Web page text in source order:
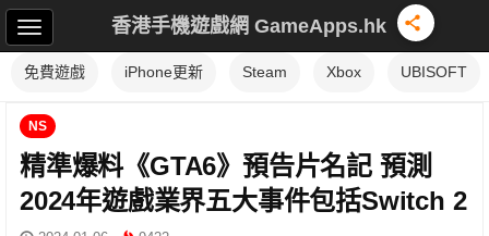
香港手機遊戲網 GameApps.hk
免費遊戲 iPhone更新 Steam Xbox UBISOFT
NS
精準爆料《GTA6》預告片名記 預測
2024年遊戲業界五大事件包括Switch 2